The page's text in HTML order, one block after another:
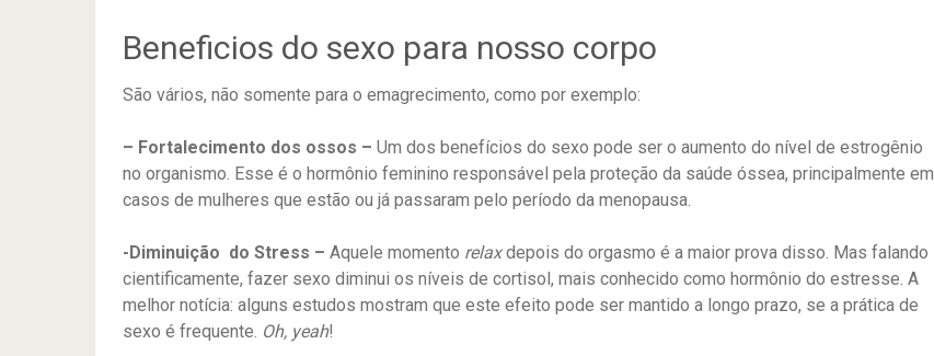
Beneficios do sexo para nosso corpo
São vários, não somente para o emagrecimento, como por exemplo:
– Fortalecimento dos ossos – Um dos benefícios do sexo pode ser o aumento do nível de estrogênio
no organismo. Esse é o hormônio feminino responsável pela proteção da saúde óssea, principalmente em
casos de mulheres que estão ou já passaram pelo período da menopausa.
-Diminuição do Stress – Aquele momento relaxdepois do orgasmo é a maior prova disso. Mas falando
cientificamente, fazer sexo diminui os níveis de cortisol, mais conhecido como hormônio do estresse. A
melhor notícia: alguns estudos mostram que este efeito pode ser mantido a longo prazo, se a prática de
sexo é frequente. Oh, yeah!